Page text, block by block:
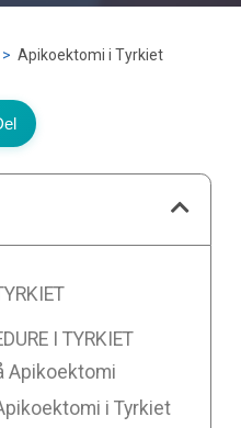
Apikoektomi i Tyrkiet
I TYRKIET
Apikoektomi
i Tyrkiet